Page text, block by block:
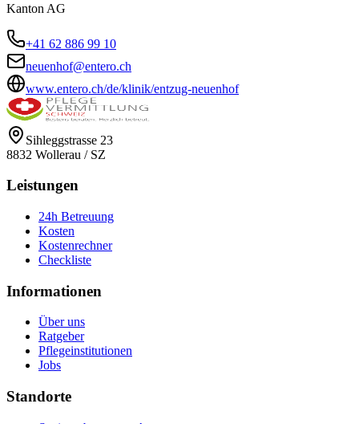
Kanton AG
+41 62 886 99 10
neuenhof@entero.ch
www.entero.ch/de/klinik/entzug-neuenhof
Sihleggstrasse 23
8832 Wollerau / SZ
Leistungen
24h Betreuung
Kosten
Kostenrechner
Checkliste
Informationen
Über uns
Ratgeber
Pflegeinstitutionen
Jobs
Standorte